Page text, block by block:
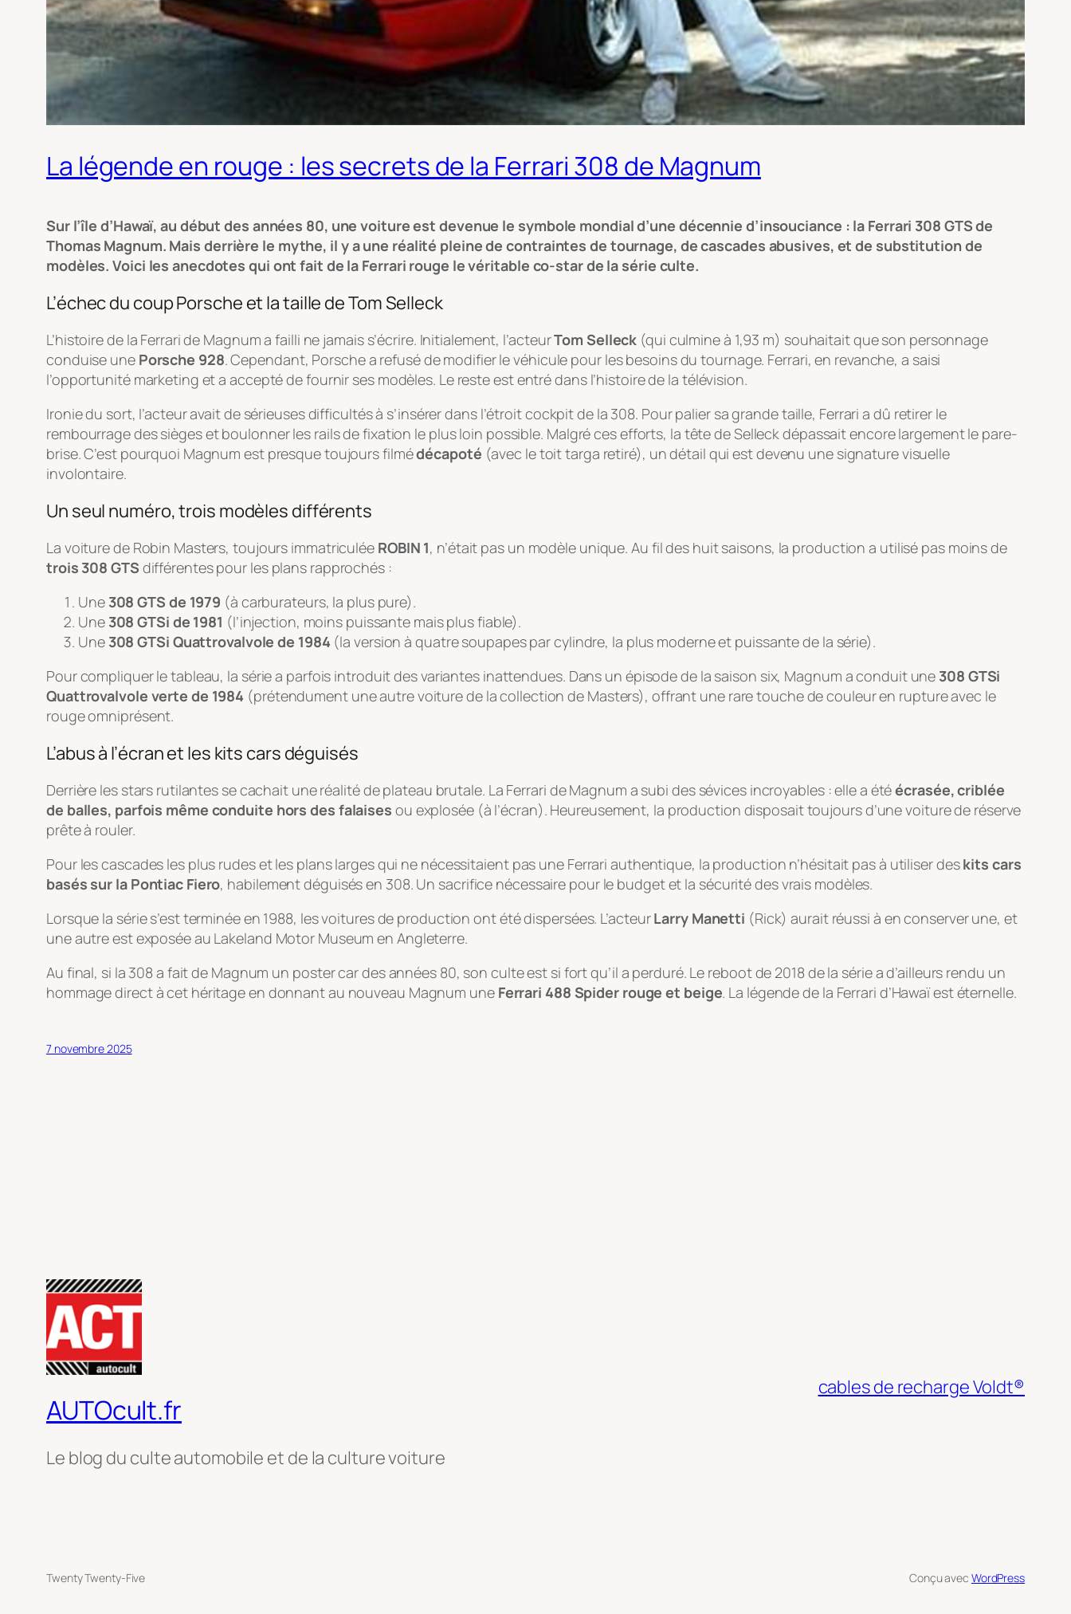
La légende en rouge : les secrets de la Ferrari 308 de Magnum
Sur l’île d’Hawaï, au début des années 80, une voiture est devenue le symbole mondial d’une décennie d’insouciance : la Ferrari 308 GTS de
Thomas Magnum. Mais derrière le mythe, il y a une réalité pleine de contraintes de tournage, de cascades abusives, et de substitution de
modèles. Voici les anecdotes qui ont fait de la Ferrari rouge le véritable co-star de la série culte.
L’échec du coup Porsche et la taille de Tom Selleck
L’histoire de la Ferrari de Magnum a failli ne jamais s’écrire. Initialement, l’acteurTom Selleck (qui culmine à 1,93 m) souhaitait que son personnage
conduise une Porsche 928. Cependant, Porsche a refusé de modifier le véhicule pour les besoins du tournage. Ferrari, en revanche, a saisi
l’opportunité marketing et a accepté de fournir ses modèles. Le reste est entré dans l’histoire de la télévision.
Ironie du sort, l’acteur avait de sérieuses difficultés à s’insérer dans l’étroit cockpit de la 308. Pour palier sa grande taille, Ferrari a dû retirer le
rembourrage des sièges et boulonner les rails de fixation le plus loin possible. Malgré ces efforts, la tête de Selleck dépassait encore largement le pare-
brise. C’est pourquoi Magnum est presque toujours filmédécapoté (avec le toit targa retiré), un détail qui est devenu une signature visuelle
involontaire.
Un seul numéro, trois modèles différents
La voiture de Robin Masters, toujours immatriculée ROBIN 1, n’était pas un modèle unique. Au fil des huit saisons, la production a utilisé pas moins de
trois 308 GTS différentes pour les plans rapprochés :
Une 308 GTS de 1979 (à carburateurs, la plus pure).
Une 308 GTSi de 1981 (l’injection, moins puissante mais plus fiable).
Une 308 GTSi Quattrovalvole de 1984 (la version à quatre soupapes par cylindre, la plus moderne et puissante de la série).
Pour compliquer le tableau, la série a parfois introduit des variantes inattendues. Dans un épisode de la saison six, Magnum a conduit une 308 GTSi
Quattrovalvole verte de 1984 (prétendument une autre voiture de la collection de Masters), offrant une rare touche de couleur en rupture avec le
rouge omniprésent.
L’abus à l’écran et les kits cars déguisés
Derrière les stars rutilantes se cachait une réalité de plateau brutale. La Ferrari de Magnum a subi des sévices incroyables : elle a étéécrasée, criblée
de balles, parfois même conduite hors des falaises ou explosée (à l’écran). Heureusement, la production disposait toujours d’une voiture de réserve
prête à rouler.
Pour les cascades les plus rudes et les plans larges qui ne nécessitaient pas une Ferrari authentique, la production n’hésitait pas à utiliser deskits cars
basés sur la Pontiac Fiero, habilement déguisés en 308. Un sacrifice nécessaire pour le budget et la sécurité des vrais modèles.
Lorsque la série s’est terminée en 1988, les voitures de production ont été dispersées. L’acteurLarry Manetti (Rick) aurait réussi à en conserver une, et
une autre est exposée au Lakeland Motor Museum en Angleterre.
Au final, si la 308 a fait de Magnum un poster cardes années 80, son culte est si fort qu’il a perduré. Le rebootde 2018 de la série a d’ailleurs rendu un
hommage direct à cet héritage en donnant au nouveau Magnum une Ferrari 488 Spider rouge et beige. La légende de la Ferrari d’Hawaï est éternelle.
7 novembre 2025
AUTOcult.fr
Le blog du culte automobile et de la culture voiture
cables de recharge Voldt®
Twenty Twenty-Five Conçu avec WordPress